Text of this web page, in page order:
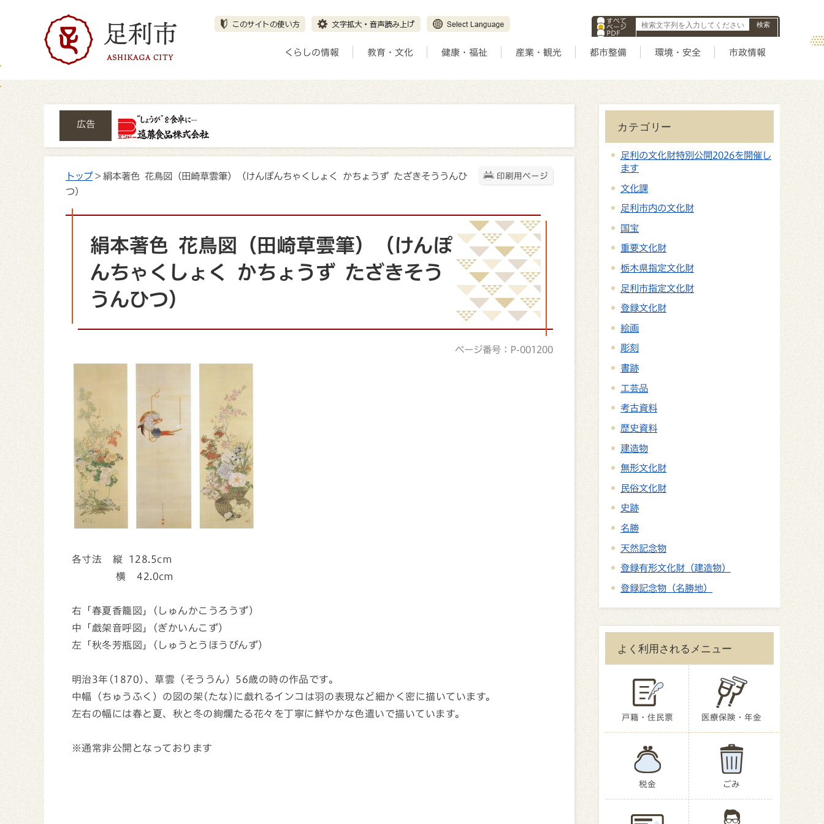
すべて
ページ
PDF
ID
くらしの情報 教育・文化 健康・福祉 産業・観光 都市整備 環境・安全 市政情報
広告
印刷用ページ
トップ> 絹本著色 花鳥図（田崎草雲筆）（けんぽんちゃくしょく かちょうず たざきそううんひ
つ）
絹本著色 花鳥図（田崎草雲筆）（けんぽ
んちゃくしょく かちょうず たざきそう
うんひつ）
ページ番号：P-001200
各寸法 縦 128.5cm
横 42.0cm
右「春夏香籠図」(しゅんかこうろうず)
中「戯架音呼図」(ぎかいんこず)
左「秋冬芳瓶図」(しゅうとうほうびんず)
明治3年(1870)、草雲（そううん）56歳の時の作品です。
中幅（ちゅうふく）の図の架(たな)に戯れるインコは羽の表現など細かく密に描いています。
左右の幅には春と夏、秋と冬の絢爛たる花々を丁寧に鮮やかな色遣いで描いています。
※通常非公開となっております
カテゴリー
足利の文化財特別公開2026を開催し
ます
文化課
足利市内の文化財
国宝
重要文化財
栃木県指定文化財
足利市指定文化財
登録文化財
絵画
彫刻
書跡
工芸品
考古資料
歴史資料
建造物
無形文化財
民俗文化財
史跡
名勝
天然記念物
登録有形文化財（建造物）
登録記念物（名勝地）
よく利用されるメニュー
戸籍・住民票 医療保険・年金
税金 ごみ